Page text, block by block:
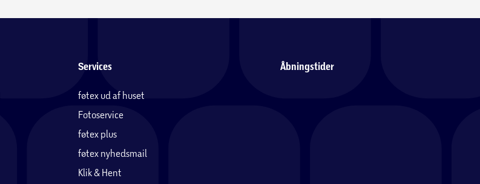
Services
føtex ud af huset
Fotoservice
føtex plus
føtex nyhedsmail
Klik & Hent
Åbningstider